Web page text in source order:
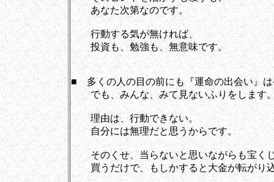
あなた次第なのです。
行動する気が無ければ、
投資も、勉強も、無意味です。
■ 多くの人の目の前にも『運命の出会い』は
でも、みんな、みて見ないふりをします
理由は、行動できない。
自分には無理だと思うからです。
そのくせ、当らないと思いながらも宝く
買うだけで、もしかすると大金が転がり込